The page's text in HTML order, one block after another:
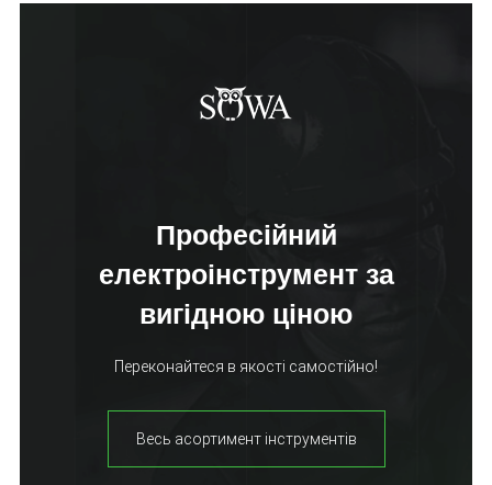
Професійний
електроінструмент за
вигідною ціною
Переконайтеся в якості самостійно!
Весь асортимент інструментів